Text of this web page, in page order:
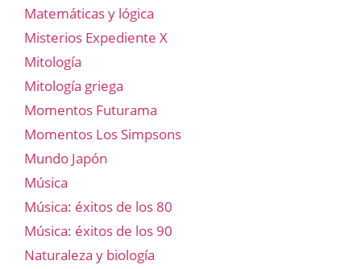
Matemáticas y lógica
Misterios Expediente X
Mitología
Mitología griega
Momentos Futurama
Momentos Los Simpsons
Mundo Japón
Música
Música: éxitos de los 80
Música: éxitos de los 90
Naturaleza y biología